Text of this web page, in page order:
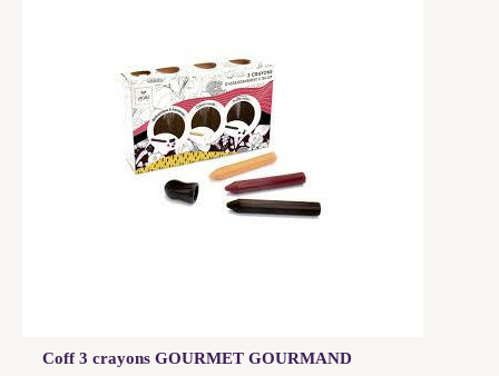
Coff 3 crayons GOURMET GOURMAND